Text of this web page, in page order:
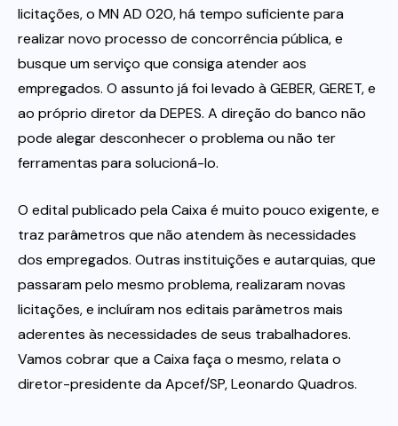
licitações, o MN AD 020, há tempo suficiente para
realizar novo processo de concorrência pública, e
busque um serviço que consiga atender aos
empregados. O assunto já foi levado à GEBER, GERET, e
ao próprio diretor da DEPES. A direção do banco não
pode alegar desconhecer o problema ou não ter
ferramentas para solucioná-lo.
O edital publicado pela Caixa é muito pouco exigente, e
traz parâmetros que não atendem às necessidades
dos empregados. Outras instituições e autarquias, que
passaram pelo mesmo problema, realizaram novas
licitações, e incluíram nos editais parâmetros mais
aderentes às necessidades de seus trabalhadores.
Vamos cobrar que a Caixa faça o mesmo, relata o
diretor-presidente da Apcef/SP, Leonardo Quadros.